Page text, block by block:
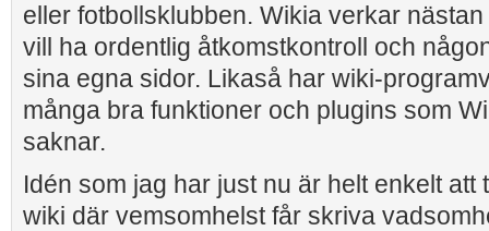
eller fotbollsklubben. Wikia verkar
vill ha ordentlig åtkomstkontroll och
sina egna sidor. Likaså har wiki-
många bra funktioner och plugins som
saknar.
Idén som jag har just nu är helt enkelt att
wiki där vemsomhelst får skriva